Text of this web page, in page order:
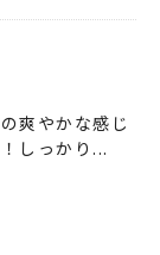
爽やかな感じ
しっかり ...